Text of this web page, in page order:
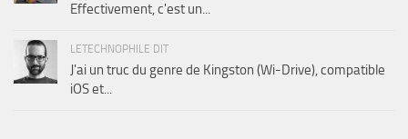
Effectivement, c'est un...
LETECHNOPHILE DIT
J'ai un truc du genre de Kingston (Wi-Drive), compatible
iOS et...